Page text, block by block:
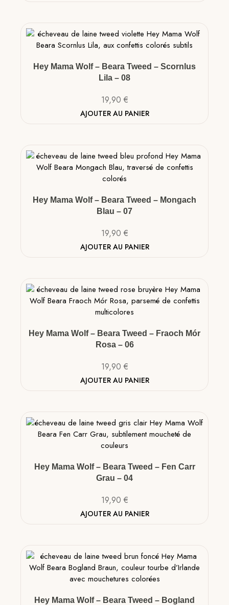
Hey Mama Wolf – Beara Tweed – Scornlus
Lila – 08
19,90 €
AJOUTER AU PANIER
Hey Mama Wolf – Beara Tweed – Mongach
Blau – 07
19,90 €
AJOUTER AU PANIER
Hey Mama Wolf – Beara Tweed – Fraoch Mór
Rosa – 06
19,90 €
AJOUTER AU PANIER
Hey Mama Wolf – Beara Tweed – Fen Carr
Grau – 04
19,90 €
AJOUTER AU PANIER
Hey Mama Wolf – Beara Tweed – Bogland